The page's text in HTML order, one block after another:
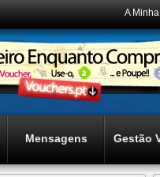
A
Mensagens Gestão